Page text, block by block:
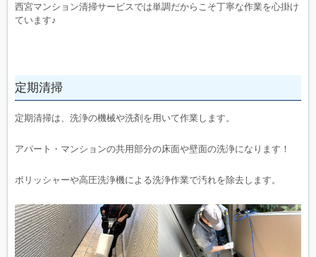
西宮マンション清掃サービスでは単調だからこそ丁寧な作業を心掛け
ています♪
定期清掃
定期清掃は、洗浄の機械や洗剤を用いて作業します。
アパート・マンションの共用部分の床面や壁面の洗浄になります！
ポリッシャーや高圧洗浄機による洗浄作業で汚れを除去します。